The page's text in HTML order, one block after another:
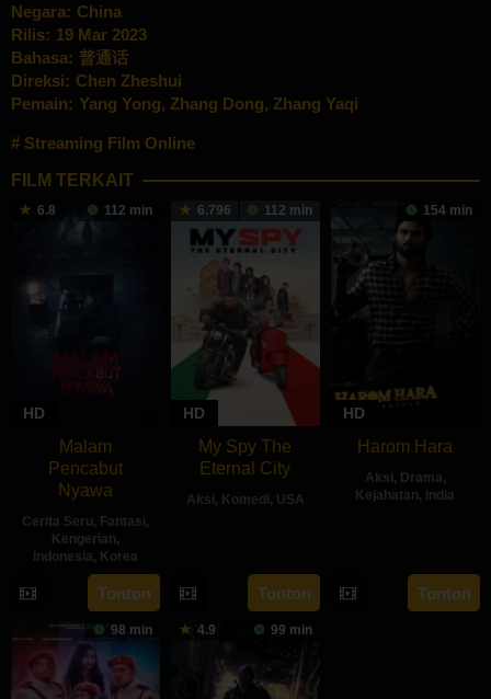
Negara: China
Rilis: 19 Mar 2023
Bahasa: 普通话
Direksi: Chen Zheshui
Pemain: Yang Yong, Zhang Dong, Zhang Yaqi
Streaming Film Online
FILM TERKAIT
6.8 112 min
HD
Malam
Pencabut
Nyawa
Cerita Seru, Fantasi,
Kengerian,
Indonesia, Korea
22
May
2024
Sidharta
Tata
Tonton
6.796 112 min
HD
My Spy The
Eternal City
Aksi, Komedi, USA
2024
Tonton
154 min
HD
Harom Hara
Aksi, Drama,
Kejahatan, India
2024
Tonton
98 min 4.9 99 min